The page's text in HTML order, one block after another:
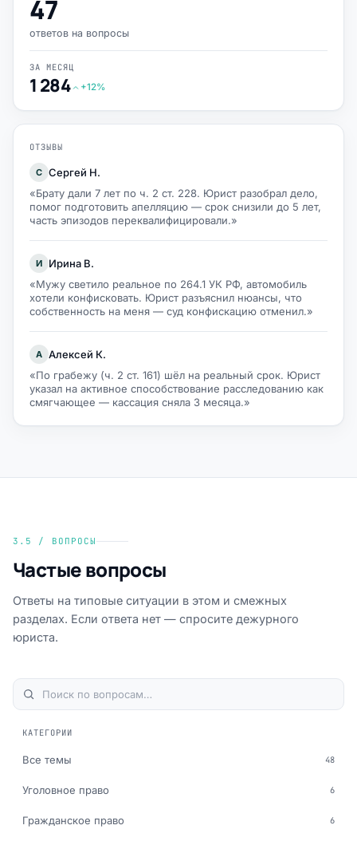
47
ответов на вопросы
ЗА МЕСЯЦ
1 284 +12%
ОТЗЫВЫ
С Сергей Н.
«Брату дали 7 лет по ч. 2 ст. 228. Юрист разобрал дело,
помог подготовить апелляцию — срок снизили до 5 лет,
часть эпизодов переквалифицировали.»
И
Ирина В.
«Мужу светило реальное по 264.1 УК РФ, автомобиль
хотели конфисковать. Юрист разъяснил нюансы, что
собственность на меня — суд конфискацию отменил.»
А Алексей К.
«По грабежу (ч. 2 ст. 161) шёл на реальный срок. Юрист
указал на активное способствование расследованию как
смягчающее — кассация сняла 3 месяца.»
3.5 / ВОПРОСЫ
Частые вопросы
Ответы на типовые ситуации в этом и смежных
разделах. Если ответа нет — спросите дежурного
юриста.
КАТЕГОРИИ
Все темы 48
Уголовное право 6
Гражданское право 6